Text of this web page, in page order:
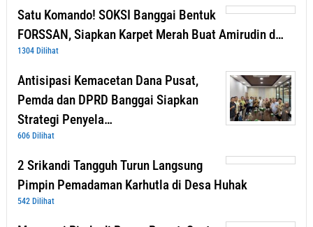
Satu Komando! SOKSI Banggai Bentuk
FORSSAN, Siapkan Karpet Merah Buat Amirudin d…
1304 Dilihat
Antisipasi Kemacetan Dana Pusat,
Pemda dan DPRD Banggai Siapkan
Strategi Penyela…
606 Dilihat
2 Srikandi Tangguh Turun Langsung
Pimpin Pemadaman Karhutla di Desa Huhak
542 Dilihat